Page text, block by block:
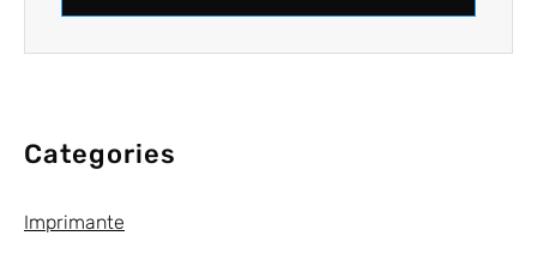
Categories
Imprimante